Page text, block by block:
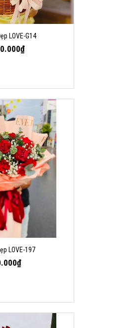
LOVE-G14
LOVE-197